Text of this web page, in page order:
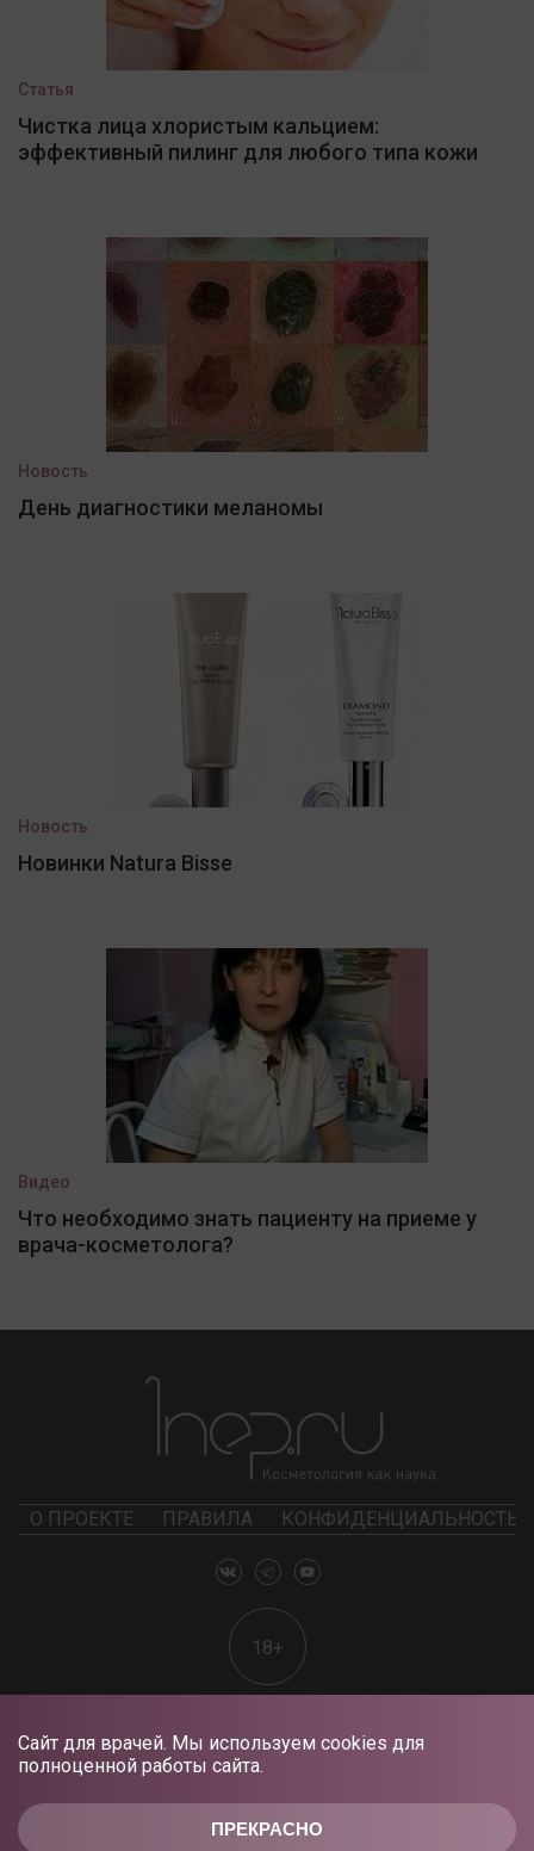
ПРЕКРАСНО
Сайт для врачей. Мы используем cookies для
полноценной работы сайта.
Статья
Чистка лица хлористым кальцием:
эффективный пилинг для любого типа кожи
Новость
День диагностики меланомы
Новость
Новинки Natura Bisse
Видео
Что необходимо знать пациенту на приеме у
врача-косметолога?
О ПРОЕКТЕ ПРАВИЛА КОНФИДЕНЦИАЛЬНОСТЬ
18+